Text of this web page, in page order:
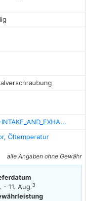
Öltemperatur
alle Angaben ohne Gewähr
- 11. Aug.3